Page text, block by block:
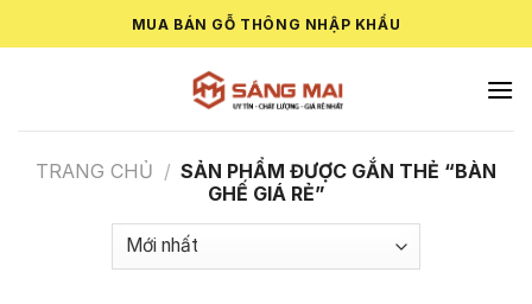
to
MUA BÁN GỖ THÔNG NHẬP KHẨU
TRANG CHỦ / SẢN PHẨM ĐƯỢC GẮN THẺ “BÀN
GHẾ GIÁ RẺ”